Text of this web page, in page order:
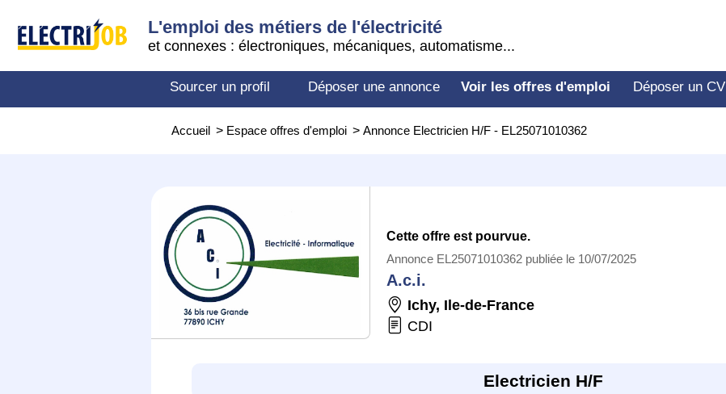
L'emploi des métiers de l'électricité
et connexes : électroniques, mécaniques, automatisme...
Sourcer un profil Déposer une annonce Voir les offres d'emploi Déposer un CV
Accueil > Espace offres d'emploi > Annonce Electricien H/F - EL25071010362
Cette offre est pourvue.
Annonce EL25071010362 publiée le 10/07/2025
A.c.i.
Ichy, Ile-de-France
CDI
Electricien H/F